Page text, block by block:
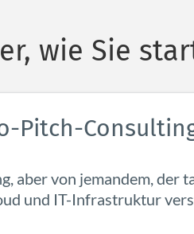
wie Sie
Pitch-
aber von jemandem, der
und IT-Infrastruktur